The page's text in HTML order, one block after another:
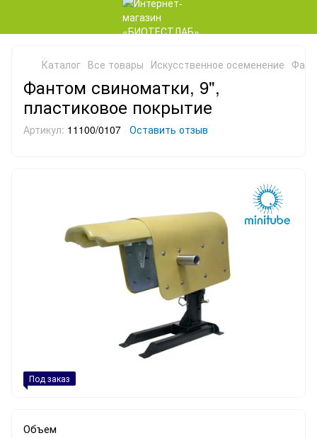
Каталог Все товары Искусственное осеменение
Фантом свиноматки, 9",
пластиковое покрытие
Артикул: 11100/0107 Оставить отзыв
Под заказ
Объем